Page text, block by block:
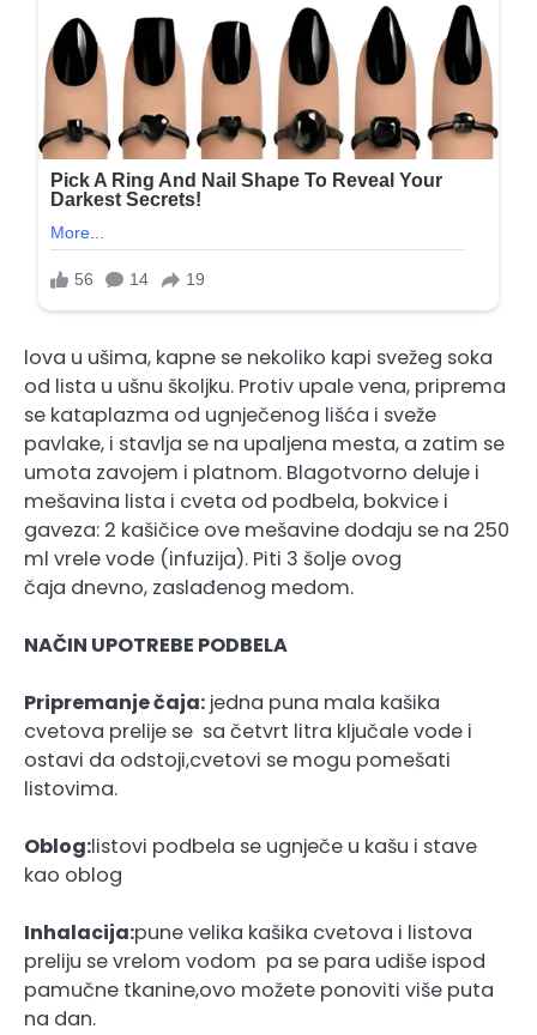
lova u ušima, kapne se nekoliko kapi svežeg soka
od lista u ušnu školjku. Protiv upale vena, priprema
se kataplazma od ugnječenog lišća i sveže
pavlake, i stavlja se na upaljena mesta, a zatim se
umota zavojem i platnom. Blagotvorno deluje i
mešavina lista i cveta od podbela, bokvice i
gaveza: 2 kašičice ove mešavine dodaju se na 250
ml vrele vode (infuzija). Piti 3 šolje ovog
čaja dnevno, zaslađenog medom.
NAČIN UPOTREBE PODBELA
Pripremanje čaja: jedna puna mala kašika
cvetova prelije se sa četvrt litra ključale vode i
ostavi da odstoji,cvetovi se mogu pomešati
listovima.
Oblog:listovi podbela se ugnječe u kašu i stave
kao oblog
Inhalacija:pune velika kašika cvetova i listova
preliju se vrelom vodom pa se para udiše ispod
pamučne tkanine,ovo možete ponoviti više puta
na dan.